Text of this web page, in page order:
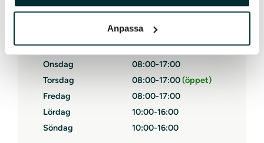
Anpassa08:00-17:00
Tisdag
08:00-17:00
Onsdag
08:00-17:00
Torsdag
08:00-17:00
Fredag
08:00-17:00
Lördag
10:00-16:00
Söndag
10:00-16:00